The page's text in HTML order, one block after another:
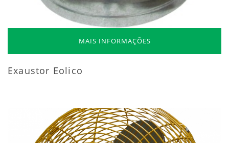
MAIS INFORMAÇÕES
Exaustor Eolico